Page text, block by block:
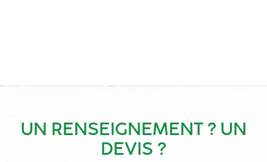
UN RENSEIGNEMENT ? UN
DEVIS ?